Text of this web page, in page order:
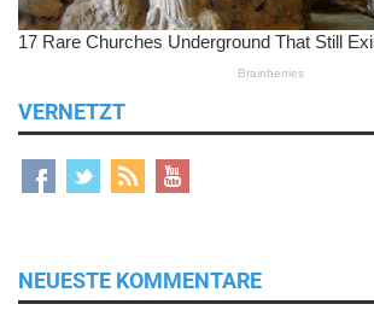
VERNETZT
NEUESTE KOMMENTARE